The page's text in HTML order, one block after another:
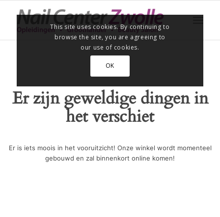
Er zijn geweldige dingen in
het verschiet
Er is iets moois in het vooruitzicht! Onze winkel wordt momenteel
gebouwd en zal binnenkort online komen!
This site uses cookies. By continuing to
browse the site, you are agreeing to
our use of cookies.
OK